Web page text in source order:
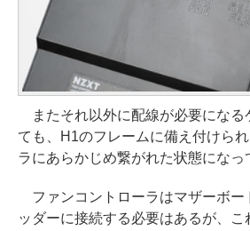
またそれ以外に配線が必要になる
ても、H1のフレームに備え付けら
ラにあらかじめ繋がれた状態になっ
ファンコントローラはマザーボー
ッダーに接続する必要はあるが、